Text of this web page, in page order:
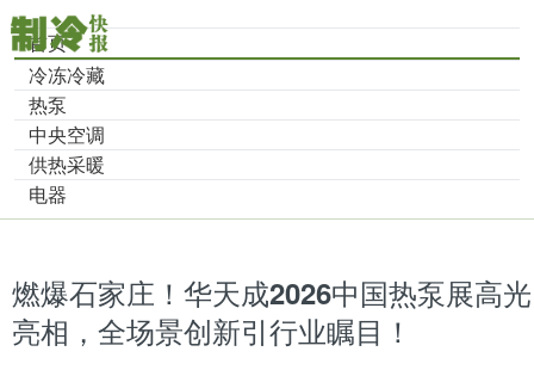
首页
冷冻冷藏
热泵
中央空调
供热采暖
电器
燃爆石家庄！华天成2026中国热泵展高光
亮相，全场景创新引行业瞩目！